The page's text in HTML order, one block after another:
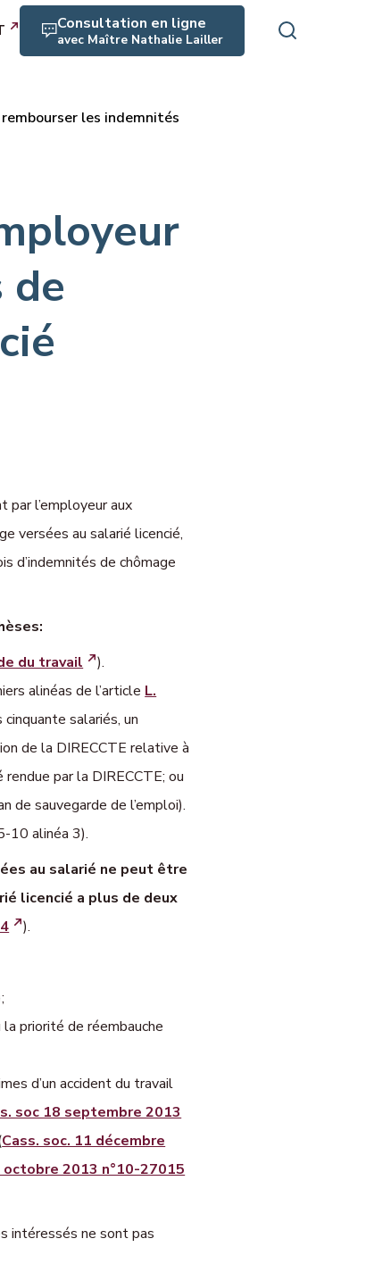
harcèlement
collective
Consultation en ligne
avec Maître Nathalie Lailler
les indemnités
de
par l’employeur aux
versées au salarié licencié,
d’indemnités de chômage
du travail
).
alinéas de l’article L.
salariés, un
de la DIRECCTE relative à
par la DIRECCTE; ou
de sauvegarde de l’emploi).
10 alinéa 3).
au salarié ne peut être
licencié a plus de deux
).
la priorité de réembauche
d’un accident du travail
soc 18 septembre 2013
Cass. soc. 11 décembre
octobre 2013 n°10-27015
intéressés ne sont pas